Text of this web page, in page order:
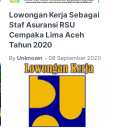
Lowongan Kerja Sebagai
Staf Asuransi RSU
Cempaka Lima Aceh
Tahun 2020
By Unknown • 08 September 2020